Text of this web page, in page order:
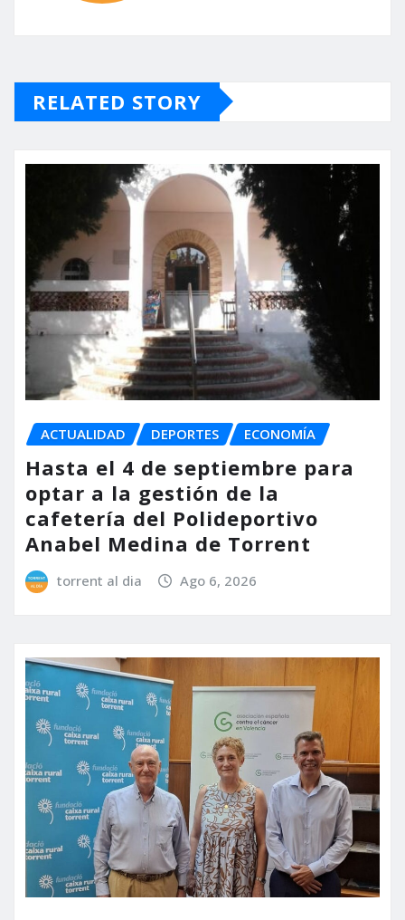
RELATED STORY
ACTUALIDAD DEPORTES ECONOMÍA
Hasta el 4 de septiembre para
optar a la gestión de la
cafetería del Polideportivo
Anabel Medina de Torrent
torrent al dia Ago 6, 2026